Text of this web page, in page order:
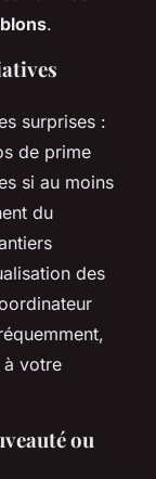
.
surprises :
de prime
si au moins
du
des
à votre
ou